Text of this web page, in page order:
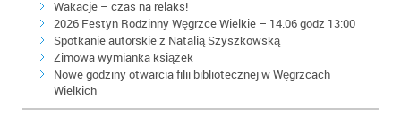
Wakacje – czas na relaks!
2026 Festyn Rodzinny Węgrzce Wielkie – 14.06 godz 13:00
Spotkanie autorskie z Natalią Szyszkowską
Zimowa wymianka książek
Nowe godziny otwarcia filii bibliotecznej w Węgrzcach
Wielkich